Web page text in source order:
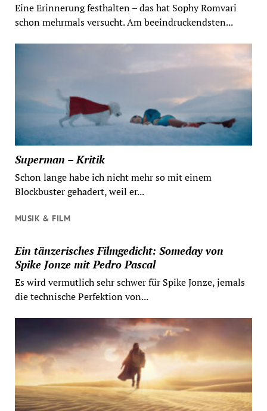
Eine Erinnerung festhalten – das hat Sophy Romvari
schon mehrmals versucht. Am beeindruckendsten...
Superman – Kritik
Schon lange habe ich nicht mehr so mit einem
Blockbuster gehadert, weil er...
MUSIK & FILM
Ein tänzerisches Filmgedicht: Someday von
Spike Jonze mit Pedro Pascal
Es wird vermutlich sehr schwer für Spike Jonze, jemals
die technische Perfektion von...